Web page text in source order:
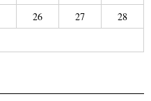
26 27
28